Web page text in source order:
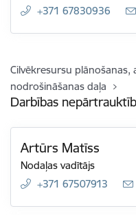
+371 67830936
Cilvēkresursu plānošanas,
nodrošināšanas daļa
Darbības
Artūrs Matīss
Nodaļas vadītājs
+371 67507913